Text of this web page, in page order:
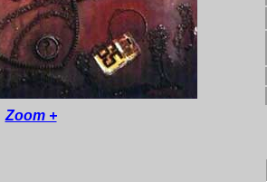
Zoom +